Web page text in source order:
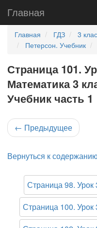
Главная
Главная ГДЗ 3
Петерсон. Учебник
Страница 101.
Математика 3
Учебник часть 1
← Предыдущее
Вернуться к
Страница 98. Урок
Страница 100. Урок